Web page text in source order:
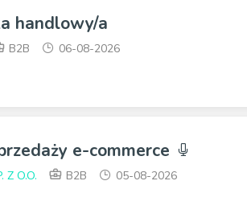
handlowy/a
B2B
06-08-2026
e-commerce
Z O.O. B2B
05-08-2026